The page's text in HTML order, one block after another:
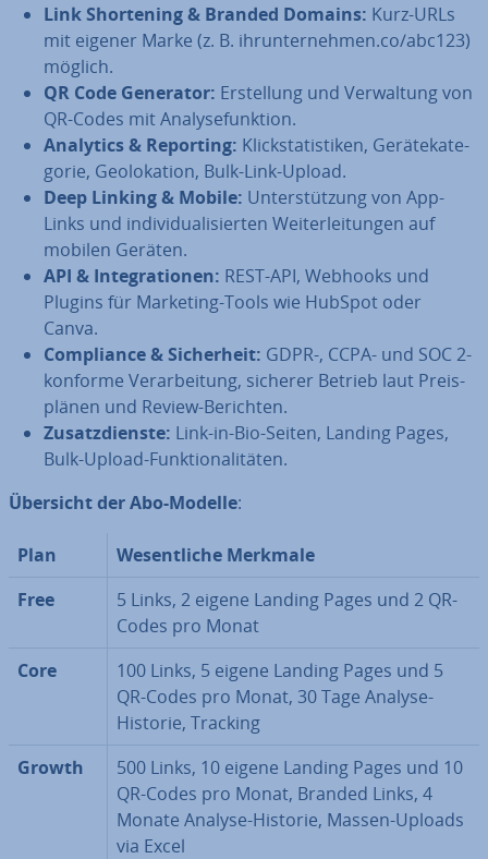
Link Shor­tening & Branded Domains: Kurz-URLs
mit eigener Marke (z. B. ihr­un­ter­neh­men.co/abc123)
möglich.
QR Code Generator: Er­stel­lung und Ver­wal­tung von
QR-Codes mit Ana­ly­se­funk­ti­on.
Analytics & Reporting: Klick­sta­tis­ti­ken, Ge­rä­te­ka­te­
go­rie, Geo­lo­ka­ti­on, Bulk-Link-Upload.
Deep Linking & Mobile: Un­ter­stüt­zung von App-
Links und in­di­vi­dua­li­sier­ten Wei­ter­lei­tun­gen auf
mobilen Geräten.
API & In­te­gra­tio­nen: REST-API, Webhooks und
Plugins für Marketing‐Tools wie HubSpot oder
Canva.
Com­pli­ance & Si­cher­heit: GDPR-, CCPA- und SOC 2-
konforme Ver­ar­bei­tung, sicherer Betrieb laut Preis­
plä­nen und Review‐Berichten.
Zu­satz­diens­te: Link-in-Bio-Seiten, Landing Pages,
Bulk-Upload-Funk­tio­na­li­tä­ten.
Übersicht der Abo-Modelle:
Plan
We­sent­li­che Merkmale
Free
5 Links, 2 eigene Landing Pages und 2 QR-
Codes pro Monat
Core
100 Links, 5 eigene Landing Pages und 5
QR-Codes pro Monat, 30 Tage Analyse-
Historie, Tracking
Growth
500 Links, 10 eigene Landing Pages und 10
QR-Codes pro Monat, Branded Links, 4
Monate Analyse-Historie, Massen-Uploads
via Excel